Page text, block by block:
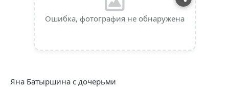
Ошибка, фотография не обнаружена
Яна Батыршина с дочерьми